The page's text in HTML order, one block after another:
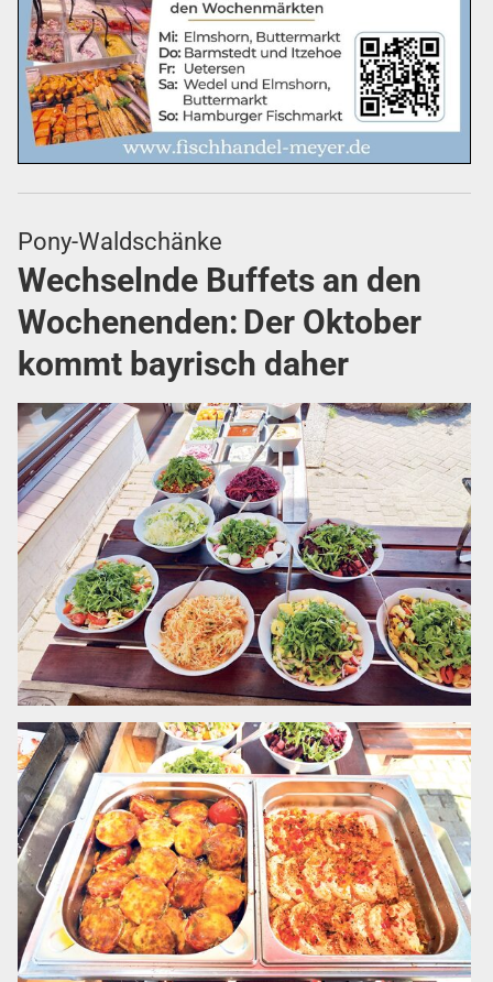
Pony-Waldschänke
Wechselnde Buffets an den
Wochenenden: Der Oktober
kommt bayrisch daher